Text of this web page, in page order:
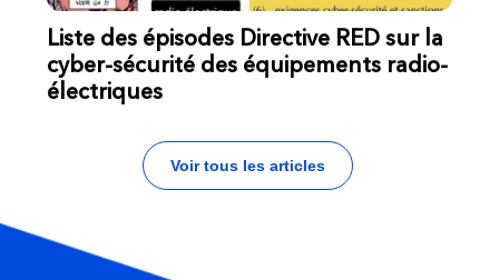
Liste des épisodes Directive RED sur la
cyber-sécurité des équipements radio-
électriques
Voir tous les articles